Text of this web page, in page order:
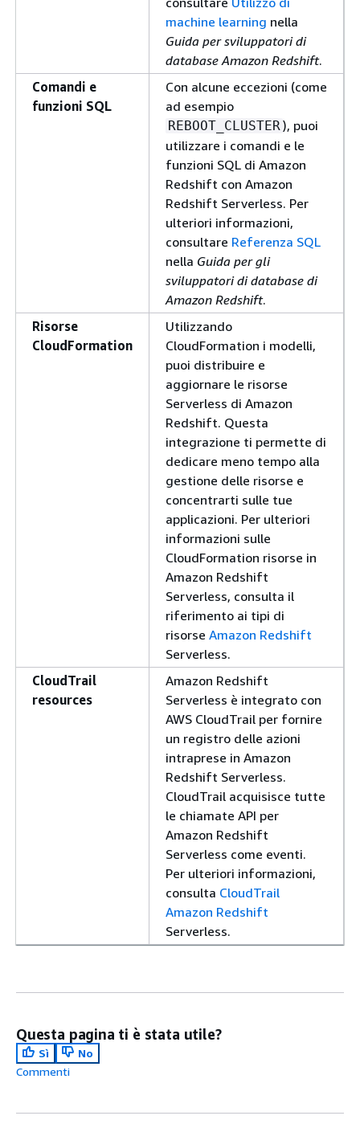
machine learning nella
Guida per sviluppatori di
database Amazon Redshift.
Comandi e
funzioni SQL
Con alcune eccezioni (come
ad esempio
REBOOT_CLUSTER), puoi
utilizzare i comandi e le
funzioni SQL di Amazon
Redshift con Amazon
Redshift Serverless. Per
ulteriori informazioni,
consultare Referenza SQL
nella Guida per gli
sviluppatori di database di
Amazon Redshift.
Risorse
CloudFormation
Utilizzando
CloudFormation i modelli,
puoi distribuire e
aggiornare le risorse
Serverless di Amazon
Redshift. Questa
integrazione ti permette di
dedicare meno tempo alla
gestione delle risorse e
concentrarti sulle tue
applicazioni. Per ulteriori
informazioni sulle
CloudFormation risorse in
Amazon Redshift
Serverless, consulta il
riferimento ai tipi di
risorse Amazon Redshift
Serverless.
CloudTrail
resources
Amazon Redshift
Serverless è integrato con
AWS CloudTrail per fornire
un registro delle azioni
intraprese in Amazon
Redshift Serverless.
CloudTrail acquisisce tutte
le chiamate API per
Amazon Redshift
Serverless come eventi.
Per ulteriori informazioni,
consulta CloudTrail
Amazon Redshift
Serverless.
Questa pagina ti è stata utile?
Sì
No
Commenti